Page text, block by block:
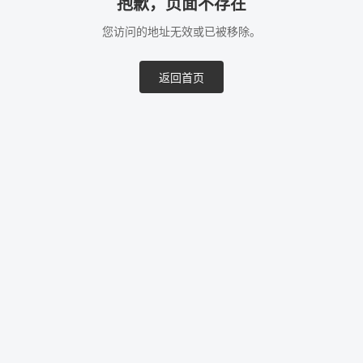
抱歉，页面不存在
您访问的地址无效或已被移除。
返回首页